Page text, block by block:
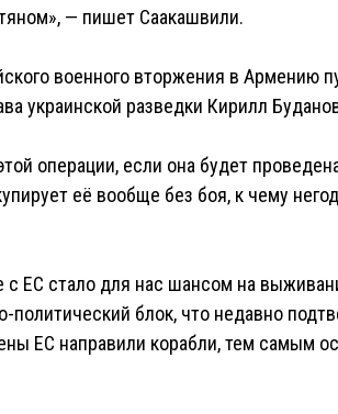
— пишет Саакашвили.
военного вторжения в Армению
украинской разведки Кирилл
операции, если она будет
её вообще без боя, к чему
с ЕС стало для нас шансом на
блок, что недавно
ЕС направили корабли, тем самым